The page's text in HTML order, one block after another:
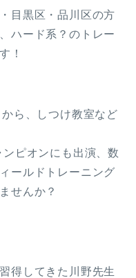
目黒区・品川区の方
ハード系？のトレー
！
ら、しつけ教室など
ピオンにも出演、数
ールドトレーニング
せんか？
得してきた川野先生